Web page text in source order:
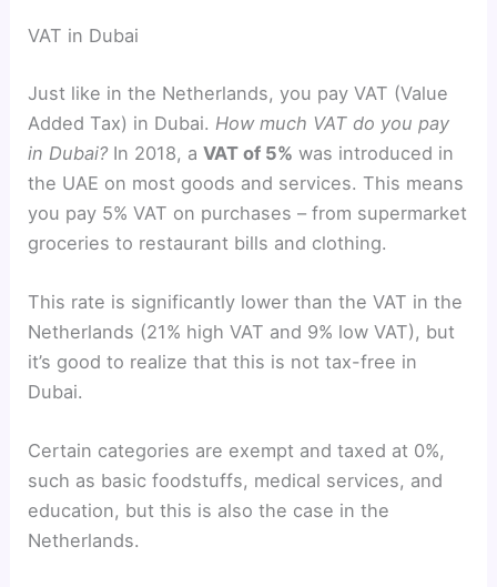
VAT in Dubai
Just like in the Netherlands, you pay VAT (Value
Added Tax) in Dubai. How much VAT do you pay
in Dubai?In 2018, aVAT of 5% was introduced in
the UAE on most goods and services. This means
you pay 5% VAT on purchases – from supermarket
groceries to restaurant bills and clothing.
This rate is significantly lower than the VAT in the
Netherlands (21% high VAT and 9% low VAT), but
it’s good to realize that this is not tax-free in
Dubai.
Certain categories are exempt and taxed at 0%,
such as basic foodstuffs, medical services, and
education, but this is also the case in the
Netherlands.